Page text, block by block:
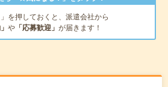
」を押しておくと、派遣会社から
や 「応募歓迎」 が届きます！